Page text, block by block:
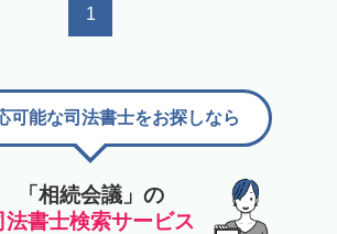
1
「相続会議」の
法書士検索サービス
可能な司法書士をお探しなら